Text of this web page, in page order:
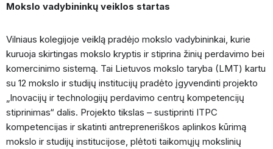
Mokslo vadybininkų veiklos startas
Vilniaus kolegijoje veiklą pradėjo mokslo vadybininkai, kurie
kuruoja skirtingas mokslo kryptis ir stiprina žinių perdavimo bei
komercinimo sistemą. Tai Lietuvos mokslo taryba (LMT) kartu
su 12 mokslo ir studijų institucijų pradėto įgyvendinti projekto
„Inovacijų ir technologijų perdavimo centrų kompetencijų
stiprinimas“ dalis. Projekto tikslas – sustiprinti ITPC
kompetencijas ir skatinti antrepreneriškos aplinkos kūrimą
mokslo ir studijų institucijose, plėtoti taikomųjų mokslinių